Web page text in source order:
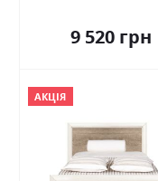
9 520 грн
АКЦІЯ